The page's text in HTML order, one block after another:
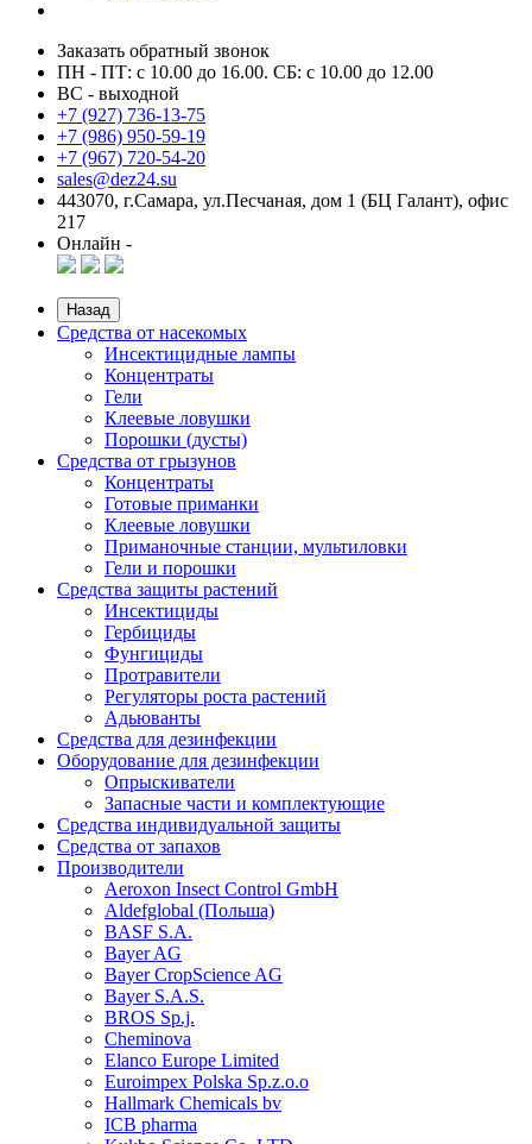
Заказать обратный звонок
ПН - ПТ: с 10.00 до 16.00. СБ: с 10.00 до 12.00
ВС - выходной
+7 (927) 736-13-75
+7 (986) 950-59-19
+7 (967) 720-54-20
sales@dez24.su
443070, г.Самара, ул.Песчаная, дом 1 (БЦ Галант), офис
217
Онлайн -
Назад
Средства от насекомых
Инсектицидные лампы
Концентраты
Гели
Клеевые ловушки
Порошки (дусты)
Средства от грызунов
Концентраты
Готовые приманки
Клеевые ловушки
Приманочные станции, мультиловки
Гели и порошки
Средства защиты растений
Инсектициды
Гербициды
Фунгициды
Протравители
Регуляторы роста растений
Адьюванты
Средства для дезинфекции
Оборудование для дезинфекции
Опрыскиватели
Запасные части и комплектующие
Средства индивидуальной защиты
Средства от запахов
Производители
Aeroxon Insect Control GmbH
Aldefglobal (Польша)
BASF S.A.
Bayer AG
Bayer CropScience AG
Bayer S.A.S.
BROS Sp.j.
Cheminova
Elanco Europe Limited
Euroimpex Polska Sp.z.o.o
Hallmark Chemicals bv
ICB pharma